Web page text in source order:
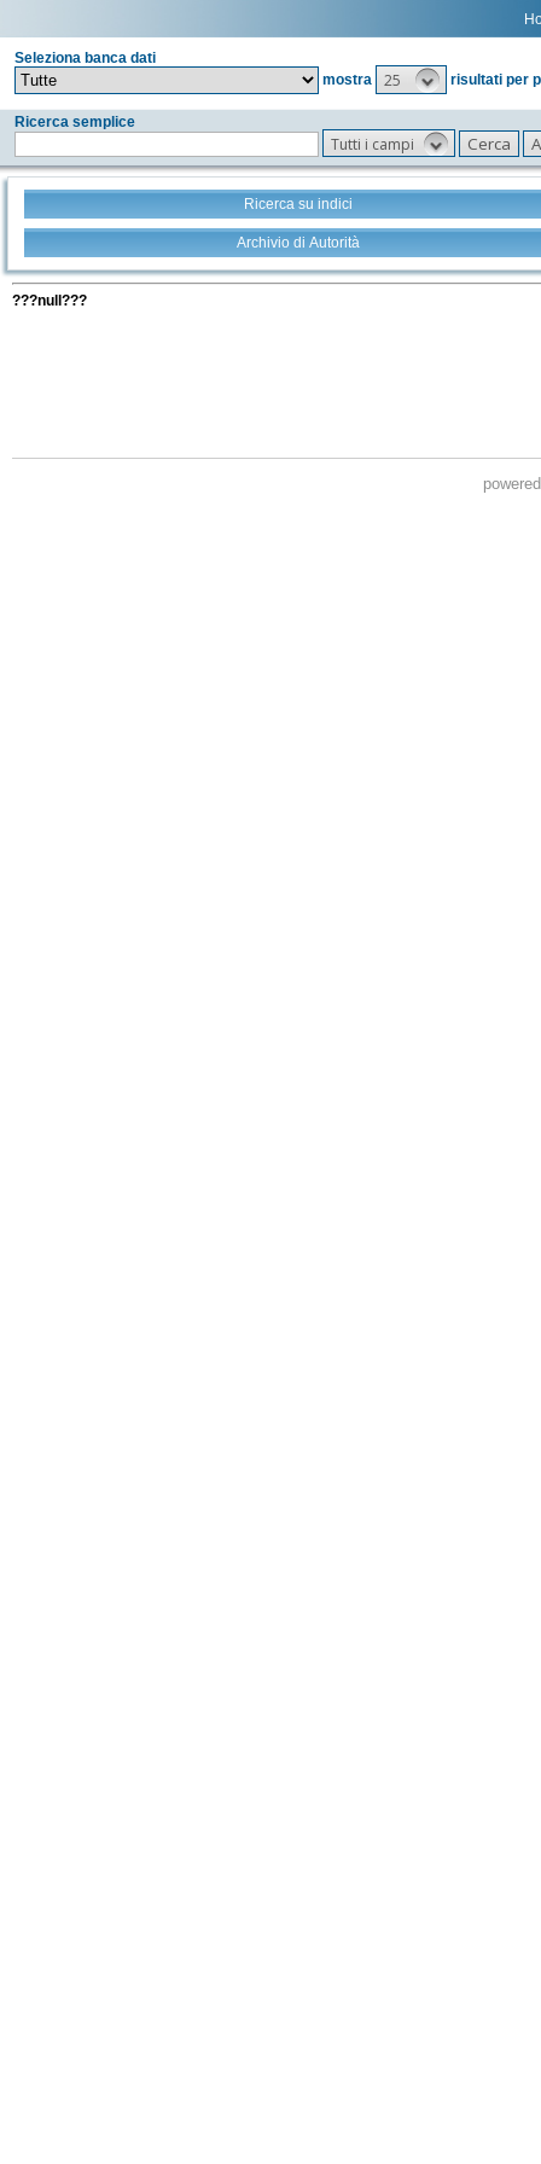
Seleziona banca dati
mostra
25 risultati per
Ricerca semplice
Tutti i campi
Ricerca su indici
Archivio di Autorità
???null???